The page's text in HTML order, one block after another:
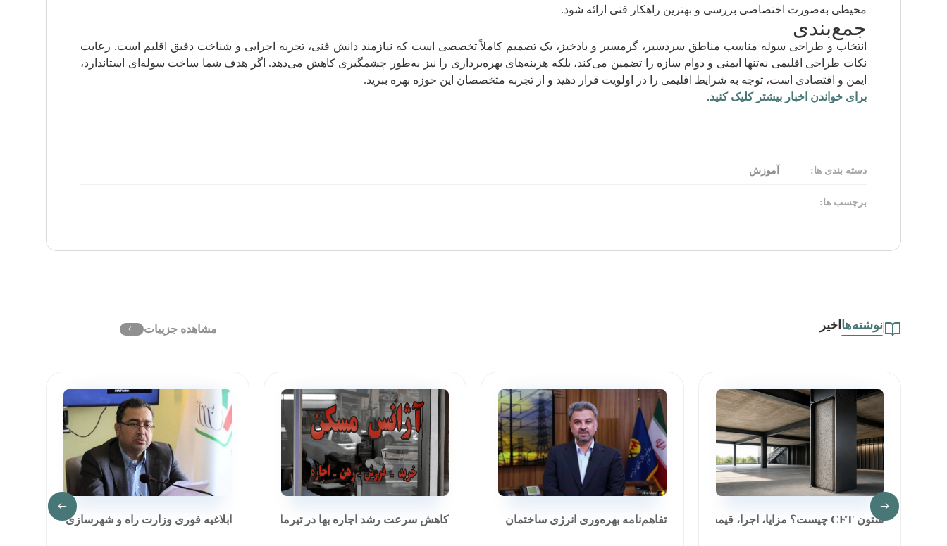
محیطی به‌صورت اختصاصی بررسی و بهترین راهکار فنی ارائه شود.
جمع‌بندی
انتخاب و طراحی سوله مناسب مناطق سردسیر، گرمسیر و بادخیز، یک تصمیم کاملاً تخصصی است که نیازمند دانش فنی، تجربه اجرایی و شناخت دقیق اقلیم است. رعایت
نکات طراحی اقلیمی نه‌تنها ایمنی و دوام سازه را تضمین می‌کند، بلکه هزینه‌های بهره‌برداری را نیز به‌طور چشمگیری کاهش می‌دهد. اگر هدف شما ساخت سوله‌ای استاندارد،
ایمن و اقتصادی است، توجه به شرایط اقلیمی را در اولویت قرار دهید و از تجربه متخصصان این حوزه بهره ببرید.
برای خواندن اخبار بیشتر کلیک کنید.
دسته بندی ها: آموزش
برچسب ها:
نوشته‌ها اخیر مشاهده جزییات
ستون CFT چیست؟ مزایا، اجرا، قیمت و مق... تفاهم‌نامه بهره‌وری انرژی ساختمان کاهش سرعت رشد اجاره بها در تیرماه ۱۴۰۵ ابلاغیه فوری وزارت راه و شهرسازی